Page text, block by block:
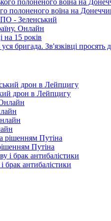
полоненого воїна на
- Зеленський
Онлайн
15 років
бригада. Зв'язківці просять
дрон в Лейпцигу
Путіна
брак антибалістики